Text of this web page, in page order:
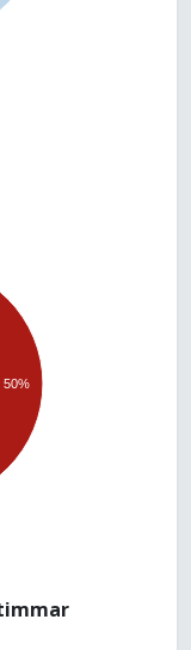
50%